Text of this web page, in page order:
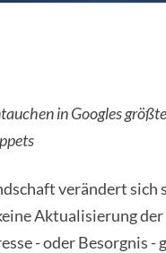
in Googles
verändert sich
Aktualisierung
- oder Besorgnis -